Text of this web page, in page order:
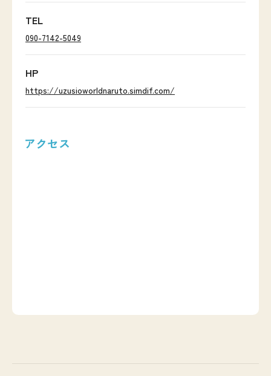
TEL
090-7142-5049
HP
https://uzusioworldnaruto.simdif.com/
アクセス